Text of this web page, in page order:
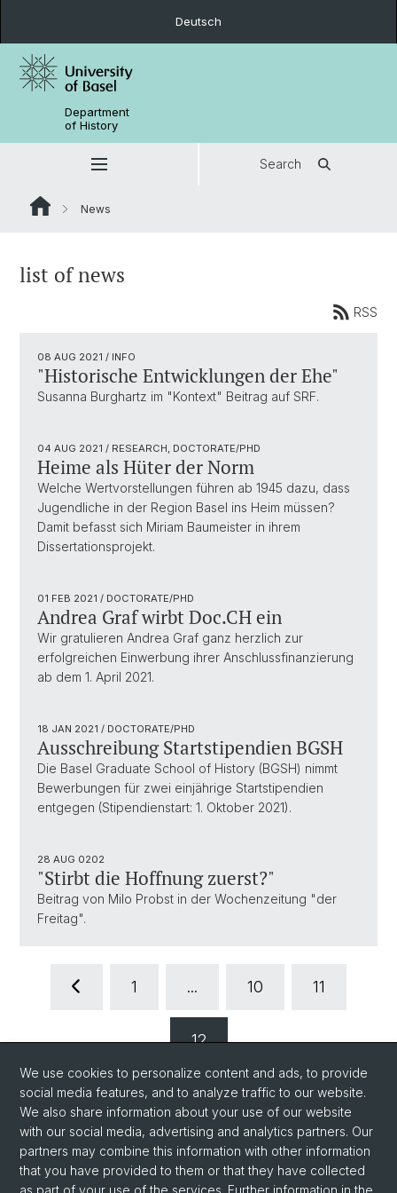
Deutsch
Department
of History
Search
News
list of news
RSS
08 AUG 2021 / INFO
"Historische Entwicklungen der Ehe"
Susanna Burghartz im "Kontext" Beitrag auf SRF.
04 AUG 2021 / RESEARCH, DOCTORATE/PHD
Heime als Hüter der Norm
Welche Wertvorstellungen führen ab 1945 dazu, dass
Jugendliche in der Region Basel ins Heim müssen?
Damit befasst sich Miriam Baumeister in ihrem
Dissertationsprojekt.
01 FEB 2021 / DOCTORATE/PHD
Andrea Graf wirbt Doc.CH ein
Wir gratulieren Andrea Graf ganz herzlich zur
erfolgreichen Einwerbung ihrer Anschlussfinanzierung
ab dem 1. April 2021.
18 JAN 2021 / DOCTORATE/PHD
Ausschreibung Startstipendien BGSH
Die Basel Graduate School of History (BGSH) nimmt
Bewerbungen für zwei einjährige Startstipendien
entgegen (Stipendienstart: 1. Oktober 2021).
28 AUG 0202
"Stirbt die Hoffnung zuerst?"
Beitrag von Milo Probst in der Wochenzeitung "der
Freitag".
1 ... 10 11
12
We use cookies to personalize content and ads, to provide
social media features, and to analyze traffic to our website.
We also share information about your use of our website
with our social media, advertising and analytics partners. Our
partners may combine this information with other information
that you have provided to them or that they have collected
as part of your use of the services. Further information in the